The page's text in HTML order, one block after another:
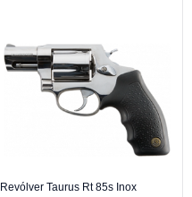
Revólver Taurus Rt 85s Inox